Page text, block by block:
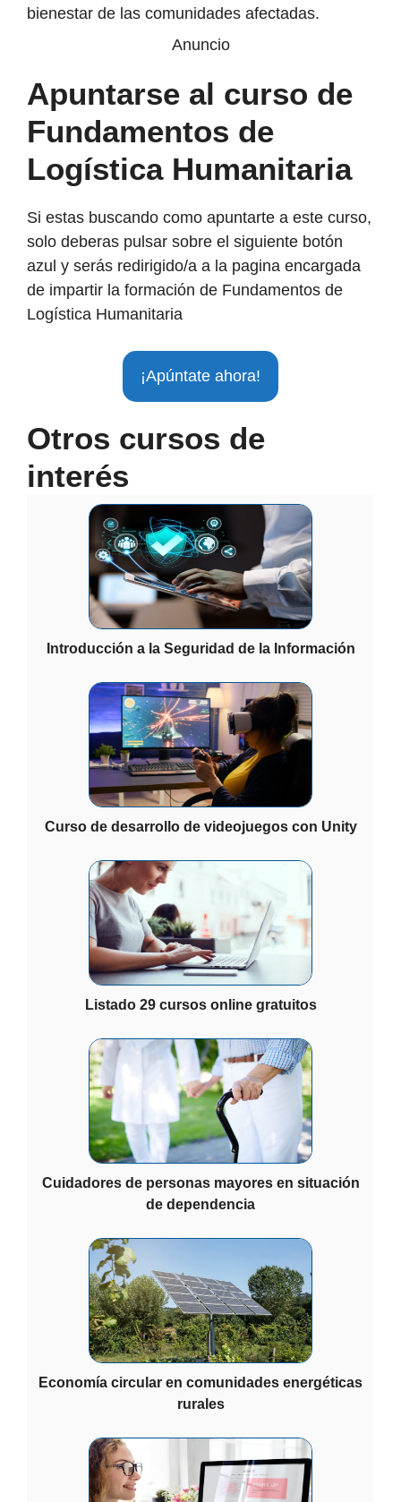
bienestar de las comunidades afectadas.
Anuncio
Apuntarse al curso de
Fundamentos de
Logística Humanitaria
Si estas buscando como apuntarte a este curso,
solo deberas pulsar sobre el siguiente botón
azul y serás redirigido/a a la pagina encargada
de impartir la formación de Fundamentos de
Logística Humanitaria
¡Apúntate ahora!
Otros cursos de
interés
Introducción a la Seguridad de la Información
Curso de desarrollo de videojuegos con Unity
Listado 29 cursos online gratuitos
Cuidadores de personas mayores en situación
de dependencia
Economía circular en comunidades energéticas
rurales